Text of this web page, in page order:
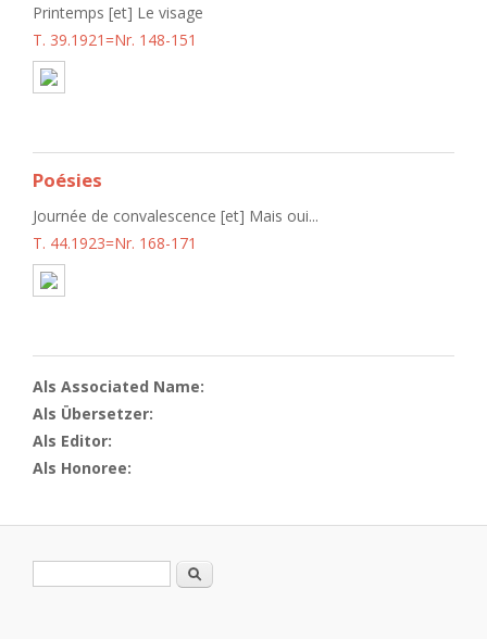
Printemps [et] Le visage
T. 39.1921=Nr. 148-151
Poésies
Journée de convalescence [et] Mais oui...
T. 44.1923=Nr. 168-171
Als Associated Name:
Als Übersetzer:
Als Editor:
Als Honoree:
Suche